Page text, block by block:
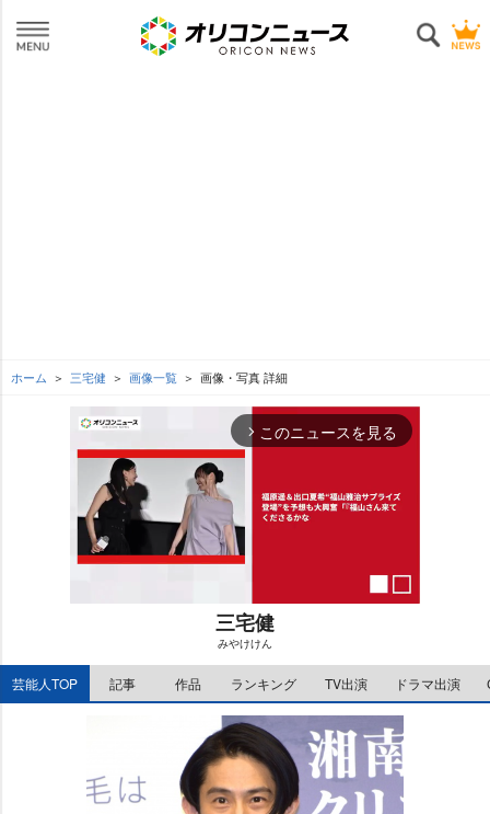
ホーム 三宅健 画像一覧 画像・写真 詳細
arrow_forward_ios このニュースを見る
M
u
t
e
三宅健
みやけけん
芸能人TOP 記事 作品 ランキング TV出演 ドラマ出演